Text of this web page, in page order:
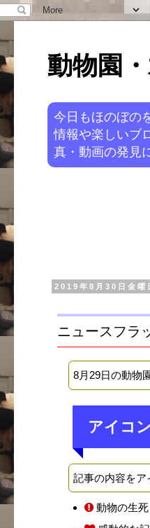
動物園
今日もほのぼの
情報や楽しいブ
真・動画の発見
2019年8月30日金曜
ニュースフラ
8月29日の動物
アイコ
記事の内容をア
動物の生死